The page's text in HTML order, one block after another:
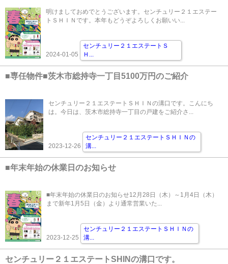
明けましておめでとうございます。センチュリー２１エステー
トＳＨＩＮです。本年もどうぞよろしくお願いい...
2024-01-05
センチュリー２１エステートＳ
Ｈ ...
■専任物件■茨木市総持寺一丁目5100万円のご紹介
センチュリー２１エステートＳＨＩＮの溝口です。こんにち
は。今日は、茨木市総持寺一丁目の戸建をご紹介さ...
2023-12-26
センチュリー２１エステートＳＨＩＮの
溝...
■年末年始の休業日のお知らせ
■年末年始の休業日のお知らせ12月28日（木）～1月4日（木）
まで新年1月5日（金）より通常営業いた...
2023-12-25
センチュリー２１エステートＳＨＩＮの
溝...
センチュリー２１エステートSHINの溝口です。